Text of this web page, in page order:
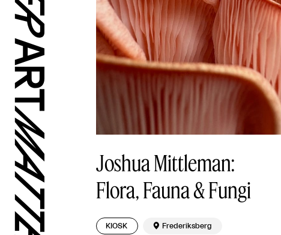
Joshua Mittleman:
Flora, Fauna & Fungi
KIOSK  Frederiksberg